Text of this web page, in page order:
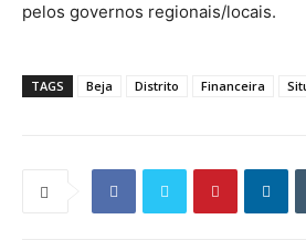
pelos governos regionais/locais.
TAGS Beja Distrito Financeira